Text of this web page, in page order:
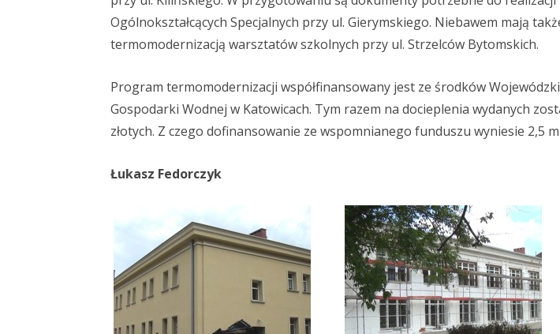
Ogólnokształcących Specjalnych przy ul. Gierymskiego. Niebawem mają
termomodernizacją warsztatów szkolnych przy ul. Strzelców Bytomskich.
Program termomodernizacji współfinansowany jest ze środków
Gospodarki Wodnej w Katowicach. Tym razem na docieplenia wydanych
złotych. Z czego dofinansowanie ze wspomnianego funduszu wyniesie 2,5
Łukasz Fedorczyk